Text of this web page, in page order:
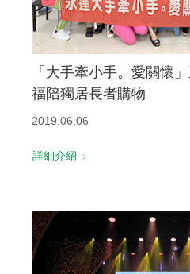
「大手牽小手。愛關懷
福陪獨居長者購物
2019.06.06
詳細介紹